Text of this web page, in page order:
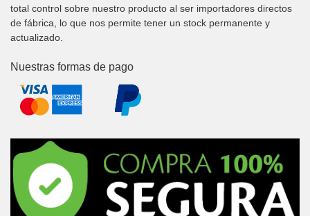
total control sobre nuestro producto al ser importadores directos
de fábrica, lo que nos permite tener un stock permanente y
actualizado.
Nuestras formas de pago